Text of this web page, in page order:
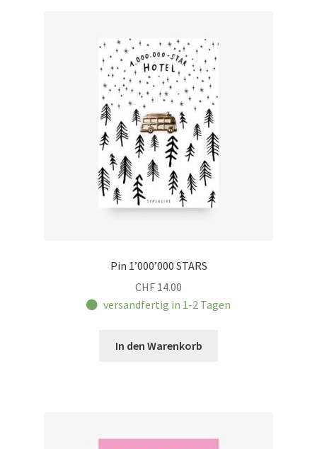
Pin 1’000’000 STARS
CHF 14.00
versandfertig in 1-2 Tagen
In den Warenkorb